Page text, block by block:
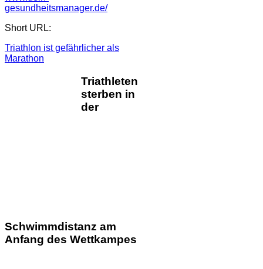
gesundheitsmanager.de/
Short URL:
Triathlon ist gefährlicher als
Marathon
Triathleten
sterben in
der
Schwimmdistanz am
Anfang des Wettkampes